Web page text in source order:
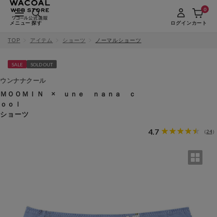
メニュー 探す ログインカート
0
TOP アイテム ショーツ ノーマルショーツ
SALE SOLD OUT
ウンナナクール
ＭＯＯＭＩＮ × ｕｎｅ ｎａｎａ ｃ
ｏｏｌ
ショーツ
4.7 （24）